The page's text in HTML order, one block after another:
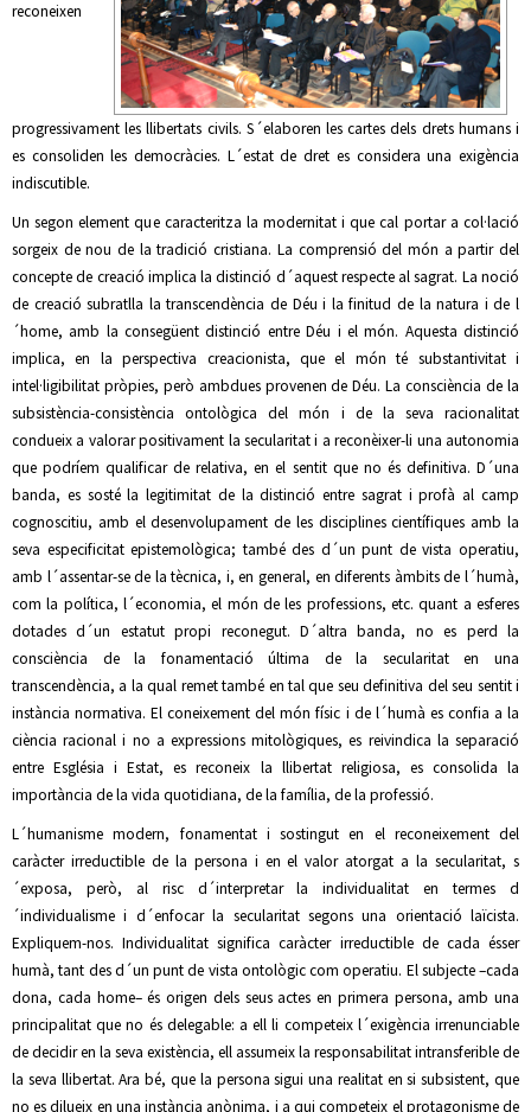
reconeixen
progressivament les llibertats civils. S´elaboren les cartes dels drets humans i
es consoliden les democràcies. L´estat de dret es considera una exigència
indiscutible.
Un segon element que caracteritza la modernitat i que cal portar a col·lació
sorgeix de nou de la tradició cristiana. La comprensió del món a partir del
concepte de creació implica la distinció d´aquest respecte al sagrat. La noció
de creació subratlla la transcendència de Déu i la finitud de la natura i de l
´home, amb la consegüent distinció entre Déu i el món. Aquesta distinció
implica, en la perspectiva creacionista, que el món té substantivitat i
intel·ligibilitat pròpies, però ambdues provenen de Déu. La consciència de la
subsistència-consistència ontològica del món i de la seva racionalitat
condueix a valorar positivament la secularitat i a reconèixer-li una autonomia
que podríem qualificar de relativa, en el sentit que no és definitiva. D´una
banda, es sosté la legitimitat de la distinció entre sagrat i profà al camp
cognoscitiu, amb el desenvolupament de les disciplines científiques amb la
seva especificitat epistemològica; també des d´un punt de vista operatiu,
amb l´assentar-se de la tècnica, i, en general, en diferents àmbits de l´humà,
com la política, l´economia, el món de les professions, etc. quant a esferes
dotades d´un estatut propi reconegut. D´altra banda, no es perd la
consciència de la fonamentació última de la secularitat en una
transcendència, a la qual remet també en tal que seu definitiva del seu sentit i
instància normativa. El coneixement del món físic i de l´humà es confia a la
ciència racional i no a expressions mitològiques, es reivindica la separació
entre Església i Estat, es reconeix la llibertat religiosa, es consolida la
importància de la vida quotidiana, de la família, de la professió.
L´humanisme modern, fonamentat i sostingut en el reconeixement del
caràcter irreductible de la persona i en el valor atorgat a la secularitat, s
´exposa, però, al risc d´interpretar la individualitat en termes d
´individualisme i d´enfocar la secularitat segons una orientació laïcista.
Expliquem-nos. Individualitat significa caràcter irreductible de cada ésser
humà, tant des d´un punt de vista ontològic com operatiu. El subjecte –cada
dona, cada home– és origen dels seus actes en primera persona, amb una
principalitat que no és delegable: a ell li competeix l´exigència irrenunciable
de decidir en la seva existència, ell assumeix la responsabilitat intransferible de
la seva llibertat. Ara bé, que la persona sigui una realitat en si subsistent, que
no es dilueix en una instància anònima, i a qui competeix el protagonisme de